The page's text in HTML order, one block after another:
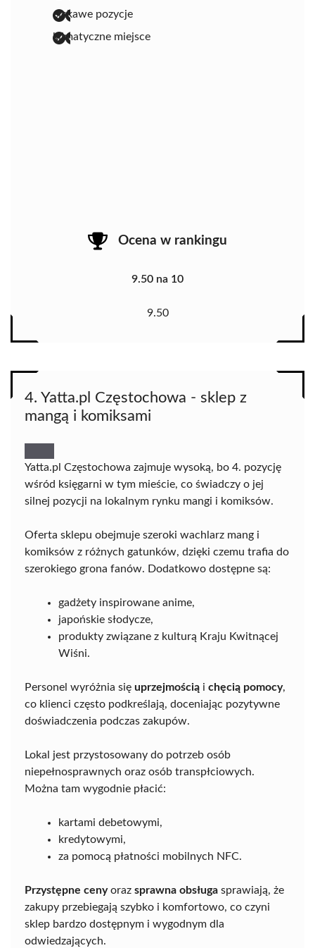
ciekawe pozycje
klimatyczne miejsce
Ocena w rankingu
9.50 na 10
9.50
4. Yatta.pl Częstochowa - sklep z
mangą i komiksami
Yatta.pl Częstochowa zajmuje wysoką, bo 4. pozycję
wśród księgarni w tym mieście, co świadczy o jej
silnej pozycji na lokalnym rynku mangi i komiksów.
Oferta sklepu obejmuje szeroki wachlarz mang i
komiksów z różnych gatunków, dzięki czemu trafia do
szerokiego grona fanów. Dodatkowo dostępne są:
gadżety inspirowane anime,
japońskie słodycze,
produkty związane z kulturą Kraju Kwitnącej
Wiśni.
Personel wyróżnia się uprzejmością i chęcią pomocy,
co klienci często podkreślają, doceniając pozytywne
doświadczenia podczas zakupów.
Lokal jest przystosowany do potrzeb osób
niepełnosprawnych oraz osób transpłciowych.
Można tam wygodnie płacić:
kartami debetowymi,
kredytowymi,
za pomocą płatności mobilnych NFC.
Przystępne cenyoraz sprawna obsługa sprawiają, że
zakupy przebiegają szybko i komfortowo, co czyni
sklep bardzo dostępnym i wygodnym dla
odwiedzających.